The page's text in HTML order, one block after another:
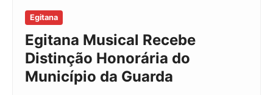
Egitana
Egitana Musical Recebe
Distinção Honorária do
Município da Guarda